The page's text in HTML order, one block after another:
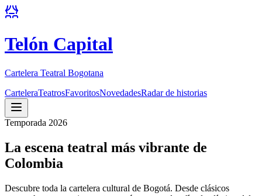
Telón Capital
Cartelera Teatral Bogotana
CarteleraTeatrosFavoritosNovedadesRadar de historias
Temporada 2026
La escena teatral más vibrante de
Colombia
Descubre toda la cartelera cultural de Bogotá. Desde clásicos